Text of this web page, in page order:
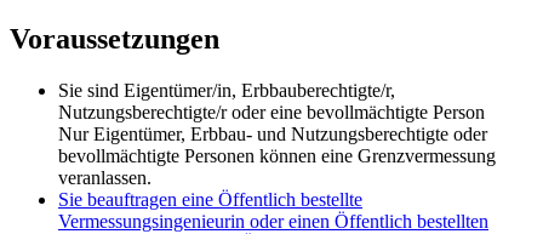
Voraussetzungen
Sie sind Eigentümer/in, Erbbauberechtigte/r,
Nutzungsberechtigte/r oder eine bevollmächtigte Person
Nur Eigentümer, Erbbau- und Nutzungsberechtigte oder
bevollmächtigte Personen können eine Grenzvermessung
veranlassen.
Sie beauftragen eine Öffentlich bestellte
Vermessungsingenieurin oder einen Öffentlich bestellten